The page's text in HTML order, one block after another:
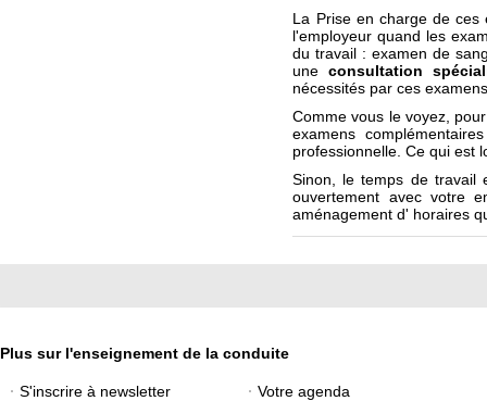
La Prise en charge de ces
l'employeur quand les
du travail : examen de
uneconsultation
nécessités par ces
Comme vous le voyez,
examens
professionnelle. Ce qui est
Sinon, le temps de travail
ouvertement avec votre
aménagement d' horaires
Plus sur l'enseignement de la conduite
S'inscrire à newsletter
Votre agenda